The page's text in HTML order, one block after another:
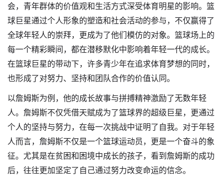
会，青年群体的价值观和生活方式深受体育明星的影响。篮
球巨星通过个人形象的塑造和社会活动的参与，不仅赢得了
全球年轻人的崇拜，更成为了他们模仿的对象。篮球场上的
每一个精彩瞬间，都在潜移默化中影响着年轻一代的成长。
在篮球巨星的带动下，许多青少年在追求体育梦想的同时，
也形成了对努力、坚持和团队合作的价值认同。
以詹姆斯为例，他的成长故事与拼搏精神激励了无数年轻
人。詹姆斯不仅凭借天赋成为了篮球界的超级巨星，更通过
个人的坚持与努力，在每一次挑战中证明了自我。对于年轻
人而言，詹姆斯不仅是一个篮球运动员，更是一个奋斗的象
征。尤其是在贫困和困境中成长的孩子，看到詹姆斯的成功
后，往往更加坚定了自己通过努力改变命运的信念。